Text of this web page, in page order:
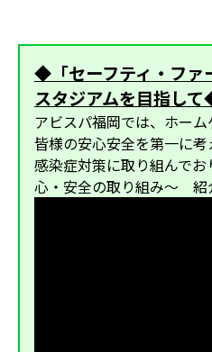
◆「セーフティ・ファ
スタジアムを目指し
アビスパ福岡では、ホー
皆様の安心安全を第一に
感染症対策に取り組んで
心・安全の取り組み〜 紹